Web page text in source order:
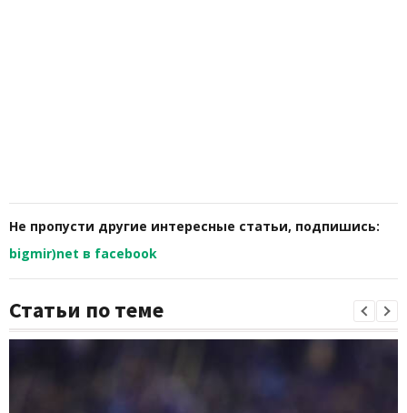
Не пропусти другие интересные статьи, подпишись:
bigmir)net в facebook
Статьи по теме